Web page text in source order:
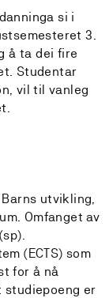
si i
3.
å ta dei fire
Studentar
vil til vanleg
utvikling,
Omfanget av
(ECTS) som
for å nå
studiepoeng er